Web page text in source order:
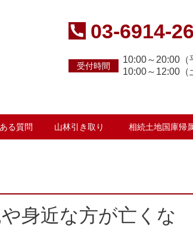
03-6914-
受付時間
10:00～20:00（
10:00～12:00（
る質問 山林引き取り 相続土地国庫帰
身近な方が亡くな